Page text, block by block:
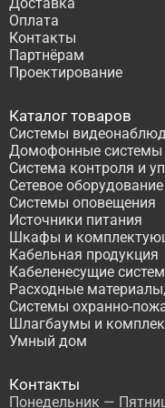
Оплата
Контакты
Партнёрам
Проектирование
Каталог товаров
Системы
Домофонные системы
Система контроля и
Сетевое оборудование
Системы оповещения
Источники питания
Шкафы и
Кабельная продукция
Кабеленесущие
Расходные
Системы охранно-
Шлагбаумы и
Умный дом
Контакты
Понедельник —